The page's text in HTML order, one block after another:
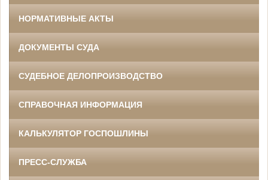
НОРМАТИВНЫЕ АКТЫ
ДОКУМЕНТЫ СУДА
СУДЕБНОЕ ДЕЛОПРОИЗВОДСТВО
СПРАВОЧНАЯ ИНФОРМАЦИЯ
КАЛЬКУЛЯТОР ГОСПОШЛИНЫ
ПРЕСС-СЛУЖБА